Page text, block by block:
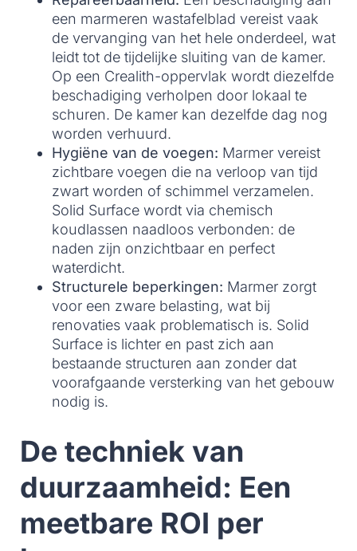
een marmeren wastafelblad vereist vaak
de vervanging van het hele onderdeel, wat
leidt tot de tijdelijke sluiting van de kamer.
Op een Crealith-oppervlak wordt diezelfde
beschadiging verholpen door lokaal te
schuren. De kamer kan dezelfde dag nog
worden verhuurd.
Hygiëne van de voegen: Marmer vereist
zichtbare voegen die na verloop van tijd
zwart worden of schimmel verzamelen.
Solid Surface wordt via chemisch
koudlassen naadloos verbonden: de
naden zijn onzichtbaar en perfect
waterdicht.
Structurele beperkingen: Marmer zorgt
voor een zware belasting, wat bij
renovaties vaak problematisch is. Solid
Surface is lichter en past zich aan
bestaande structuren aan zonder dat
voorafgaande versterking van het gebouw
nodig is.
De techniek van
duurzaamheid: Een
meetbare ROI per